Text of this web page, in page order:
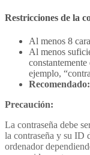
Restricciones de la
Al menos 8
Al menos
ejemplo,
Recomendado:
Precaución:
La contraseña debe
la contraseña y su ID
ordenador